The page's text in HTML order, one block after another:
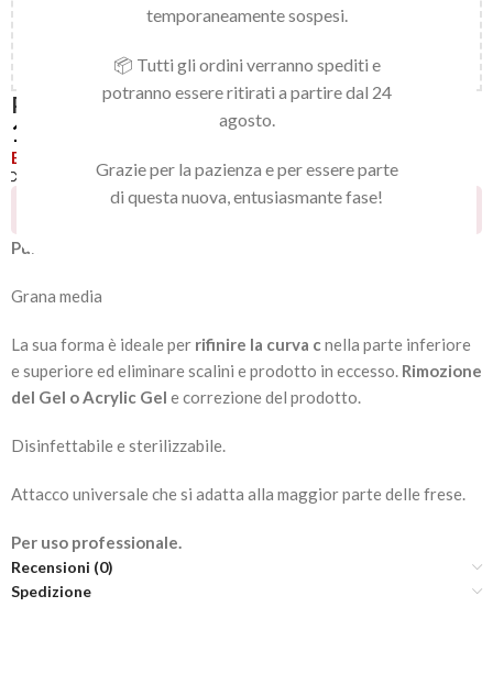
temporaneamente sospesi.
📦 Tutti gli ordini verranno spediti e
potranno essere ritirati a partire dal 24
agosto.
Grazie per la pazienza e per essere parte
di questa nuova, entusiasmante fase!
150,00€al carrello e ottieni la spedizione
PUNTA PSMONT 22
18,90
Esaurito
Confronta
Aggiungi alla lista dei desideri
Persone che guardano questo prodotto ora!
Punta fresa Conica in Carbonio 22 Anello Blu.
Grana media
La sua forma è ideale per rifinire la curva cnella parte inferiore
e superiore ed eliminare scalini e prodotto in eccesso. Rimozione
del Gel o Acrylic Gel e correzione del prodotto.
Disinfettabile e sterilizzabile.
Attacco universale che si adatta alla maggior parte delle frese.
Per uso professionale.
Recensioni (0)
Spedizione